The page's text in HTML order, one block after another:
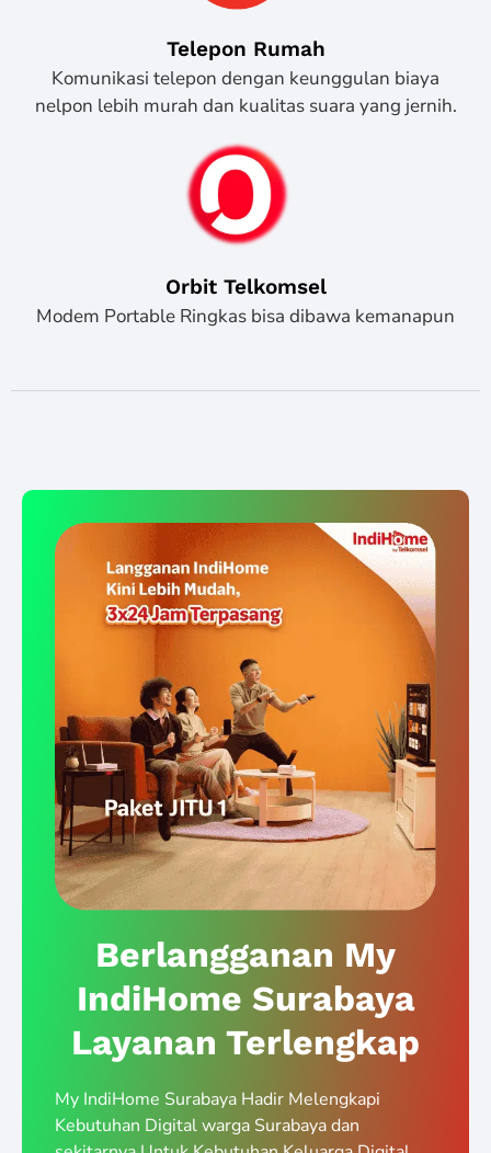
Telepon Rumah
Komunikasi telepon dengan keunggulan biaya
nelpon lebih murah dan kualitas suara yang jernih.
Orbit Telkomsel
Modem Portable Ringkas bisa dibawa kemanapun
Berlangganan My
IndiHome Surabaya
Layanan Terlengkap
My IndiHome Surabaya Hadir Melengkapi
Kebutuhan Digital warga Surabaya dan